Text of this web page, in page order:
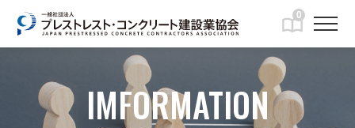
0
IMFORMATION